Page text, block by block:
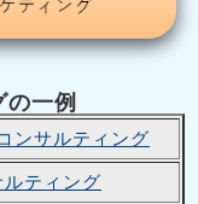
一例
ンサルティング
ティング